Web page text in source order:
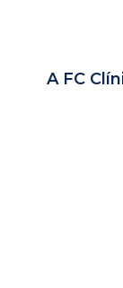
A FC